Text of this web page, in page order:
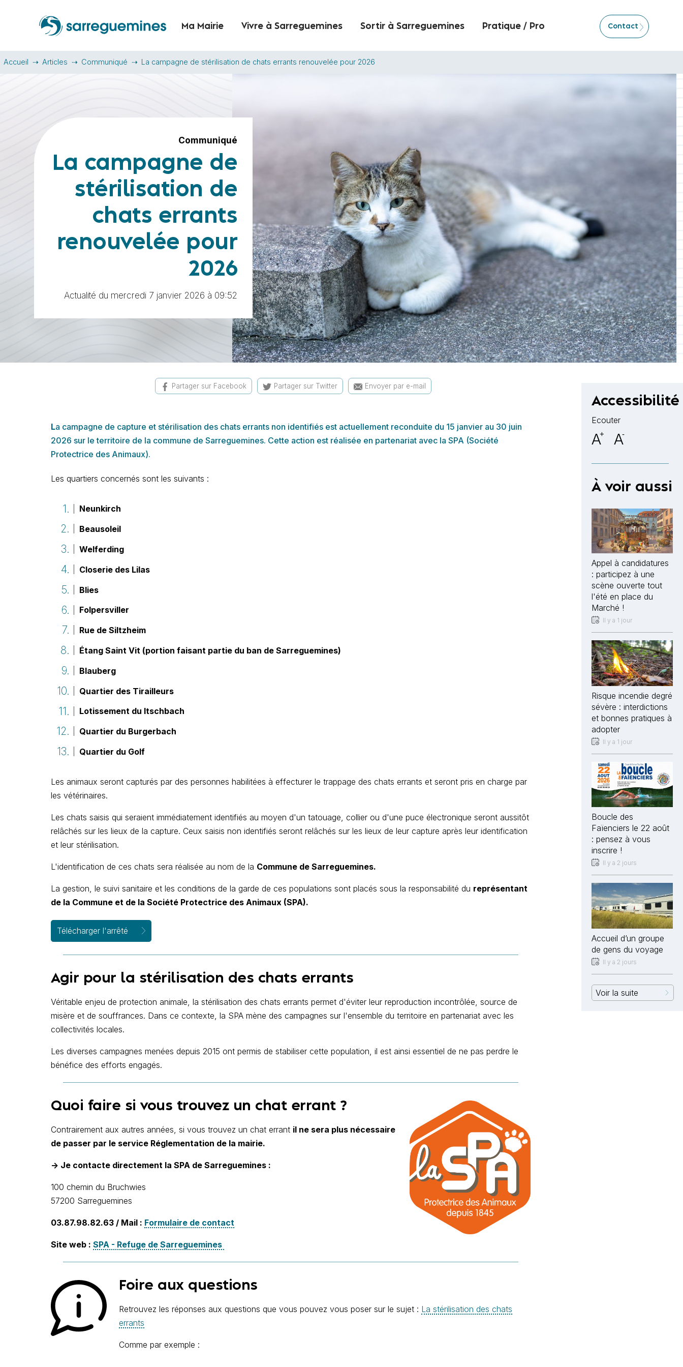
Ma Mairie Vivre à Sarreguemines Sortir à Sarreguemines Pratique / Pro Contact
Accueil Articles Communiqué La campagne de stérilisation de chats errants renouvelée pour 2026
Communiqué
La campagne de
stérilisation de
chats errants
renouvelée pour
2026
Actualité du mercredi 7 janvier 2026 à 09:52
Partager sur Facebook Partager sur Twitter Envoyer par e-mail
La campagne de capture et stérilisation des chats errants non identifiés est actuellement reconduite du 15 janvier au 30 juin
2026 sur le territoire de la commune de Sarreguemines. Cette action est réalisée en partenariat avec la SPA (Société
Protectrice des Animaux).
Les quartiers concernés sont les suivants :
Neunkirch
Beausoleil
Welferding
Closerie des Lilas
Blies
Folpersviller
Rue de Siltzheim
Étang Saint Vit (portion faisant partie du ban de Sarreguemines)
Blauberg
Quartier des Tirailleurs
Lotissement du Itschbach
Quartier du Burgerbach
Quartier du Golf
Les animaux seront capturés par des personnes habilitées à effecturer le trappage des chats errants et seront pris en charge par
les vétérinaires.
Les chats saisis qui seraient immédiatement identifiés au moyen d'un tatouage, collier ou d'une puce électronique seront aussitôt
relâchés sur les lieux de la capture. Ceux saisis non identifiés seront relâchés sur les lieux de leur capture après leur identification
et leur stérilisation.
L'identification de ces chats sera réalisée au nom de la Commune de Sarreguemines.
La gestion, le suivi sanitaire et les conditions de la garde de ces populations sont placés sous la responsabilité du représentant
de la Commune et de la Société Protectrice des Animaux (SPA).
Télécharger l'arrêté
Agir pour la stérilisation des chats errants
Véritable enjeu de protection animale, la stérilisation des chats errants permet d'éviter leur reproduction incontrôlée, source de
misère et de souffrances. Dans ce contexte, la SPA mène des campagnes sur l'ensemble du territoire en partenariat avec les
collectivités locales.
Les diverses campagnes menées depuis 2015 ont permis de stabiliser cette population, il est ainsi essentiel de ne pas perdre le
bénéfice des efforts engagés.
Quoi faire si vous trouvez un chat errant ?
Contrairement aux autres années, si vous trouvez un chat errant il ne sera plus nécessaire
de passer par le service Réglementation de la mairie.
-> Je contacte directement la SPA de Sarreguemines :
100 chemin du Bruchwies
57200 Sarreguemines
03.87.98.82.63 / Mail : Formulaire de contact
Site web : SPA - Refuge de Sarreguemines
Foire aux questions
Retrouvez les réponses aux questions que vous pouvez vous poser sur le sujet : La stérilisation des chats
errants
Comme par exemple :
Accessibilité
Ecouter
A+ A-
À voir aussi
Appel à candidatures
: participez à une
scène ouverte tout
l'été en place du
Marché !
Il y a 1 jour
Risque incendie degré
sévère : interdictions
et bonnes pratiques à
adopter
Il y a 1 jour
Boucle des
Faïenciers le 22 août
: pensez à vous
inscrire !
Il y a 2 jours
Accueil d’un groupe
de gens du voyage
Il y a 2 jours
Voir la suite